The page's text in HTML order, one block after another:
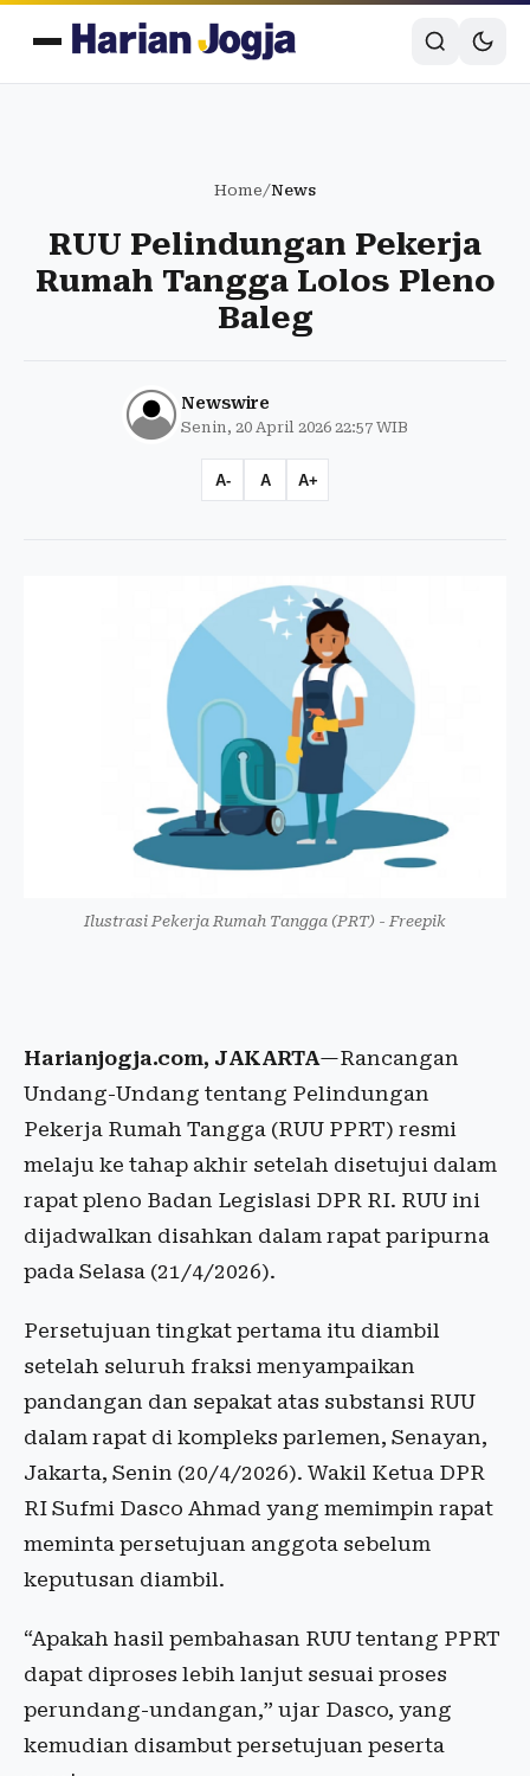
Home/News
RUU Pelindungan Pekerja
Rumah Tangga Lolos Pleno
Baleg
Newswire
Senin, 20 April 2026 22:57 WIB
A- A A+
Ilustrasi Pekerja Rumah Tangga (PRT) - Freepik
Harianjogja.com, JAKARTA—Rancangan
Undang-Undang tentang Pelindungan
Pekerja Rumah Tangga (RUU PPRT) resmi
melaju ke tahap akhir setelah disetujui dalam
rapat pleno Badan Legislasi DPR RI. RUU ini
dijadwalkan disahkan dalam rapat paripurna
pada Selasa (21/4/2026).
Persetujuan tingkat pertama itu diambil
setelah seluruh fraksi menyampaikan
pandangan dan sepakat atas substansi RUU
dalam rapat di kompleks parlemen, Senayan,
Jakarta, Senin (20/4/2026). Wakil Ketua DPR
RI Sufmi Dasco Ahmad yang memimpin rapat
meminta persetujuan anggota sebelum
keputusan diambil.
“Apakah hasil pembahasan RUU tentang PPRT
dapat diproses lebih lanjut sesuai proses
perundang-undangan,” ujar Dasco, yang
kemudian disambut persetujuan peserta